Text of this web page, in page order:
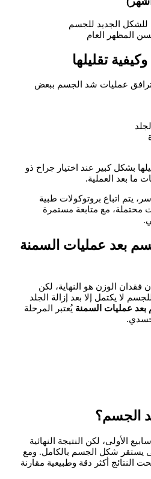
للشكل الجديد للجسم
المظهر العام
تقليلها
عمليات شد الجسم ببعض
بشكل كبير عند اختيار جراح ذو
ما بعد العملية.
يتم اتباع بروتوكولات طبية
محتملة، مع متابعة مستمرة
بعد عمليات السمنة
فقدان الوزن هو النهاية، لكن
لا يكتمل إلا بعد إزالة الجلد
عمليات السمنة يُعتبر المرحلة
الجسم؟
الأولى، لكن النتيجة النهائية
6 أشهر حتى يستقر شكل الجسم بالكامل. ومع
النتائج أكثر دقة وطبيعية مقارنة